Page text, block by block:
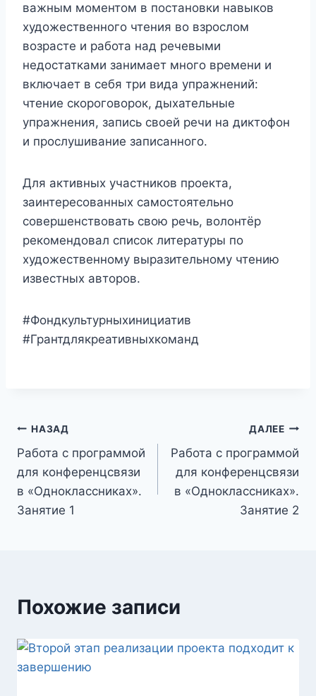
важным моментом в постановки навыков
художественного чтения во взрослом
возрасте и работа над речевыми
недостатками занимает много времени и
включает в себя три вида упражнений:
чтение скороговорок, дыхательные
упражнения, запись своей речи на диктофон
и прослушивание записанного.
Для активных участников проекта,
заинтересованных самостоятельно
совершенствовать свою речь, волонтёр
рекомендовал список литературы по
художественному выразительному чтению
известных авторов.
#Фондкультурныхинициатив
#Грантдлякреативныхкоманд
Навигация
по
записям
НАЗАД
Работа с программой
для конференцсвязи
в «Одноклассниках».
Занятие 1
ДАЛЕЕ
Работа с программой
для конференцсвязи
в «Одноклассниках».
Занятие 2
Похожие записи